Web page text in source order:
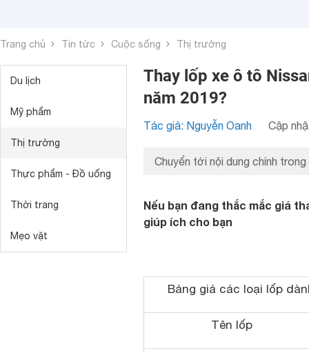
Trang chủ Tin tức Cuộc sống Thị trường
Du lịch
Mỹ phẩm
Thị trường
Thực phẩm - Đồ uống
Thời trang
Mẹo vặt
Thay lốp xe ô tô
năm 2019?
Tác giả: Nguyễn Oanh Cập
Chuyển tới nội dung chính trong
Nếu bạn đang thắc mắc giá
giúp ích cho bạn
Bảng giá các loại lốp
Tên lốp